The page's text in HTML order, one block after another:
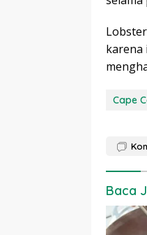
karena
Cape
Baca